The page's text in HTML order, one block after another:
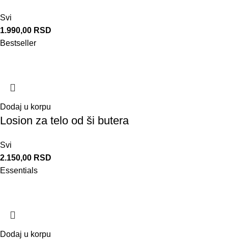
Svi
1.990,00 RSD
Bestseller
Dodaj u korpu
Losion za telo od ši butera
Svi
2.150,00 RSD
Essentials
Dodaj u korpu